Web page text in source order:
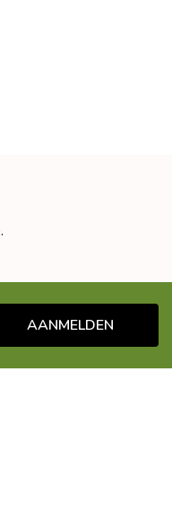
AANMELDEN